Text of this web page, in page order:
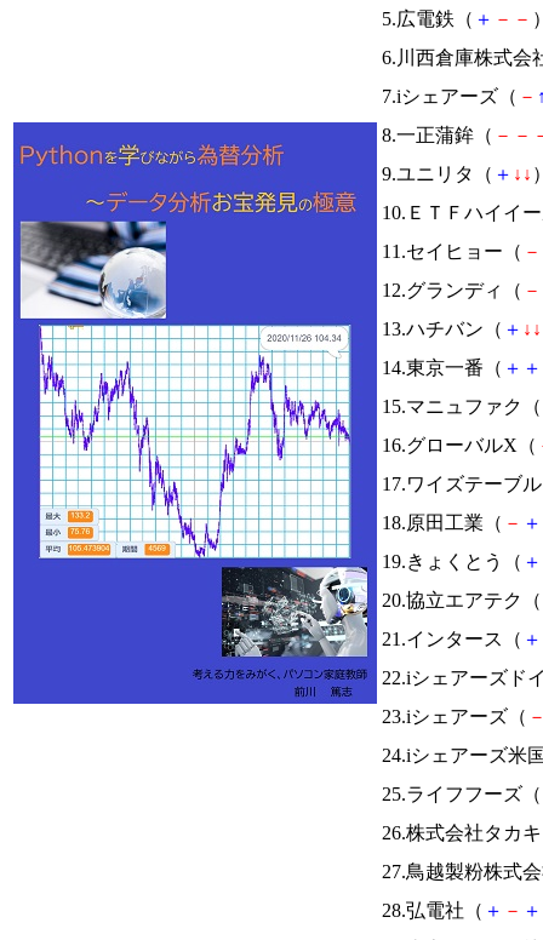
5.広電鉄（ ＋ － －
6.川西倉庫株式会
7.iシェアーズ（ －
8.一正蒲鉾（ － －
9.ユニリタ（ ＋ ↓ ↓
10.ＥＴＦハイイ
11.セイヒョー（ －
12.グランディ（ －
13.ハチバン（ ＋ ↓ ↓
14.東京一番（ ＋ ＋
15.マニュファク（
16.グローバルX（
17.ワイズテーブ
18.原田工業（ － ＋
19.きょくとう（ ＋
20.協立エアテク（
21.インタース（ ＋
22.iシェアーズド
23.iシェアーズ（
24.iシェアーズ米
25.ライフフーズ（
26.株式会社タカ
27.鳥越製粉株式
28.弘電社（ ＋ － ＋